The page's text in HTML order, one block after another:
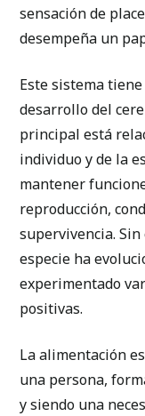
sensación de
desempeña un
Este sistema
desarrollo del
principal está
individuo y de la
mantener
reproducción,
supervivencia.
especie ha
experimentado
positivas.
La alimentación
una persona,
y siendo una